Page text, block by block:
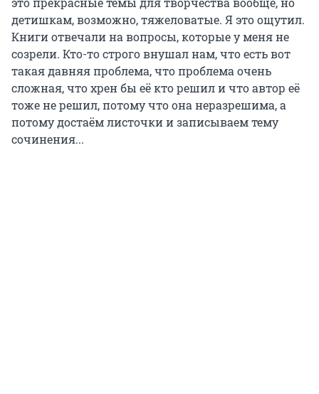
детишкам, возможно, тяжеловатые. Я это ощутил.
Книги отвечали на вопросы, которые у меня не
созрели. Кто-то строго внушал нам, что есть вот
такая давняя проблема, что проблема очень
сложная, что хрен бы её кто решил и что автор её
тоже не решил, потому что она неразрешима, а
потому достаём листочки и записываем тему
сочинения...